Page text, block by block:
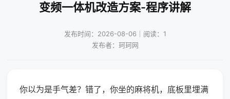
变频一体机改造方案-程序讲解
发布时间：2026-08-06｜阅读：1
发布者：珂珂网
你以为是手气差？错了，你坐的麻将机，底板里埋满